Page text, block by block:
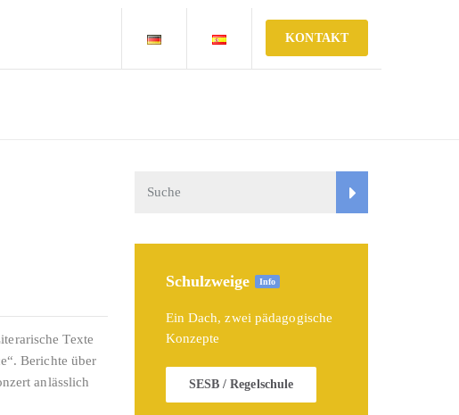
KONTAKT
Texte
Berichte über
anlässlich
Schulzweige Info
Ein Dach, zwei pädagogische
Konzepte
SESB / Regelschule